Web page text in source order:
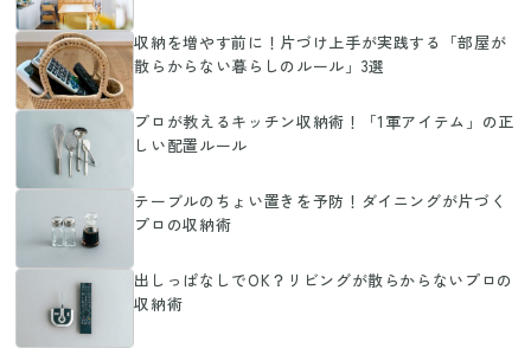
収納を増やす前に！片づけ上手が実践する「部屋が
散らからない暮らしのルール」3選
プロが教えるキッチン収納術！「1軍アイテム」の正
しい配置ルール
テーブルのちょい置きを予防！ダイニングが片づく
プロの収納術
出しっぱなしでOK？リビングが散らからないプロの
収納術